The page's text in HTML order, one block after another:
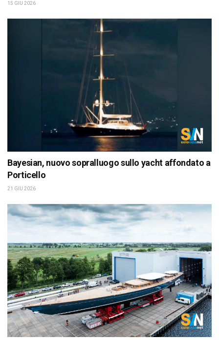
15 GIU 2026
Bayesian, nuovo sopralluogo sullo yacht affondato a
Porticello
21 GIU 2026